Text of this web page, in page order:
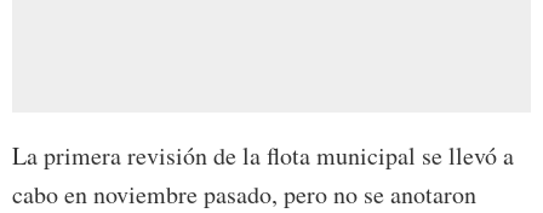
La primera revisión de la flota municipal se llevó a
cabo en noviembre pasado, pero no se anotaron